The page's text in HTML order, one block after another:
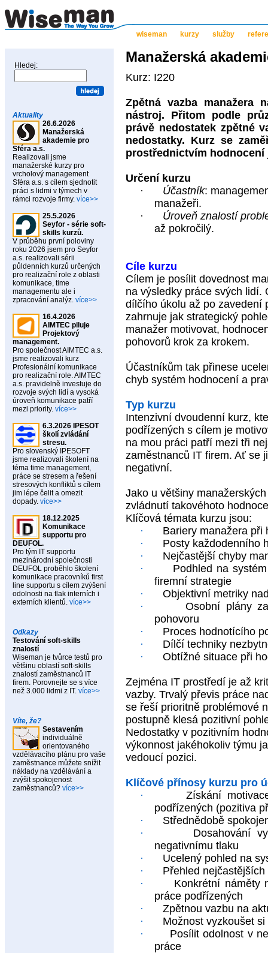
wiseman kurzy služby
Hledej:
Aktuality
26.6.2026
Manažerská
akademie pro
Sféra a.s.
Realizovali jsme
manažerské kurzy pro
vrcholový management
Sféra a.s. s cílem sjednotit
práci s lidmi v týmech v
rámci rozvoje firmy. více>>
25.5.2026
Seyfor - série soft-
skills kurzů.
V průběhu první poloviny
roku 2026 jsem pro Seyfor
a.s. realizovali sérii
půldenních kurzů určených
pro realizační role z oblasti
komunikace, time
managementu ale i
zpracování analýz. více>>
16.4.2026
AIMTEC piluje
Projektový
management.
Pro společnost AIMTEC a.s.
jsme realizovali kurz
Profesionální komunikace
pro realizační role. AIMTEC
a.s. pravidelně investuje do
rozvoje svých lidí a vysoká
úroveň komunikace patří
mezi priority. více>>
6.3.2026 IPESOT
školí zvládání
stresu.
Pro slovenský IPESOFT
jsme realizovali školení na
téma time management,
práce se stresem a řešení
stresových konfliktů s cílem
jim lépe čelit a omezit
dopady. více>>
18.12.2025
Komunikace
supportu pro
DEUFOL.
Pro tým IT supportu
mezinárodní společnosti
DEUFOL proběhlo školení
komunikace pracovníků first
line supportu s cílem zvýšení
odolnosti na tlak interních i
externích klientů. více>>
Odkazy
Testování soft-skills
znalostí
Wiseman je tvůrce testů pro
většinu oblastí soft-skills
znalostí zaměstnanců IT
firem. Porovnejte se s více
než 3.000 lidmi z IT. více>>
Víte, že?
Sestavením
individuálně
orientovaného
vzdělávacího plánu pro vaše
zaměstnance můžete snížit
náklady na vzdělávání a
zvýšit spokojenost
zaměstnanců? více>>
Manažerská
Kurz: I220
Zpětná vazba manažera
nástroj. Přitom podle
právě nedostatek zpětné
nedostatky. Kurz se
prostřednictvím
Určení kurzu
·
Účastník:
manažeři.
·
Úroveň znalostí
až pokročilý.
Cíle kurzu
Cílem je posílit dovednost
na výsledky práce svých lidí.
dílčího úkolu až po zavedení
zahrnuje jak strategický
manažer motivovat,
pohovorů krok za krokem.
Účastníkům tak přinese
chyb systém hodnocení a
Typ kurzu
Intenzivní dvoudenní kurz,
podřízených s cílem je
na mou práci patří mezi tři
zaměstnanců IT firem. Ať se
negativní.
Jako u většiny
zvládnutí takovéhoto
Klíčová témata kurzu jsou:
·
Bariery manažera při
·
Posty každodenního
·
Nejčastější chyby
·
Podhled na
firemní strategie
·
Objektivní metriky
·
Osobní plány
pohovoru
·
Proces hodnotícího
·
Dílčí techniky
·
Obtížné situace při
Zejména IT prostředí je až
vazby. Trvalý převis práce
se řeší prioritně problémové
postupně klesá pozitivní
Nedostatky v pozitivním
výkonnost jakéhokoliv týmu
vedoucí pozici.
Klíčové přínosy kurzu pro
·
Získání
podřízených (pozitiva
·
Střednědobě
·
Dosahování
negativnímu tlaku
·
Ucelený pohled na
·
Přehled
·
Konkrétní náměty
práce podřízených
·
Zpětnou vazbu na
·
Možnost vyzkoušet
·
Posílit odolnost v
práce